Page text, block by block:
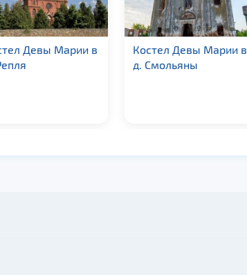
Девы Марии в
Костел Девы Марии в
д. Смольяны